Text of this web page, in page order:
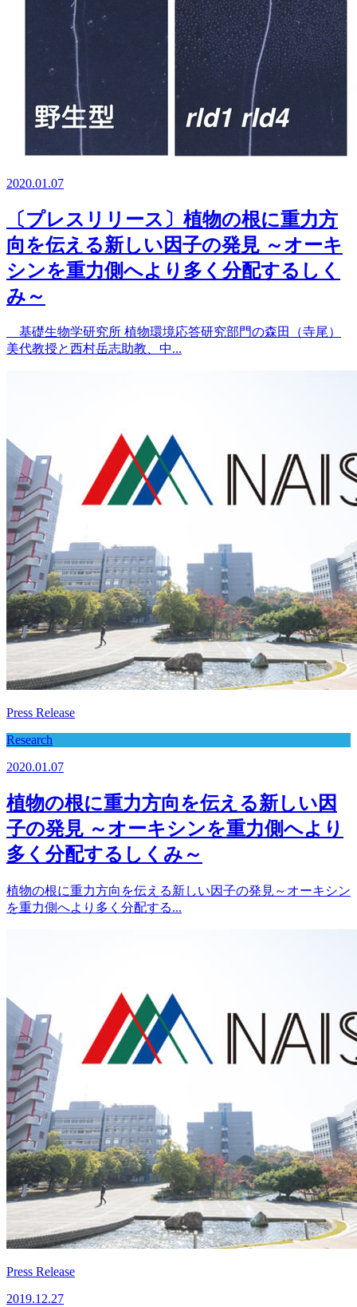
2020.01.07
〔プレスリリース〕植物の根に重力方
向を伝える新しい因子の発見 ～オーキ
シンを重力側へより多く分配するしく
み～
基礎生物学研究所 植物環境応答研究部門の森田（寺尾）
美代教授と西村岳志助教、中...
Press Release
Research
2020.01.07
植物の根に重力方向を伝える新しい因
子の発見 ～オーキシンを重力側へより
多く分配するしくみ～
植物の根に重力方向を伝える新しい因子の発見～オーキシン
を重力側へより多く分配する...
Press Release
2019.12.27